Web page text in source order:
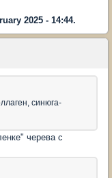
2025 - 14:44.
синюга-
черева с